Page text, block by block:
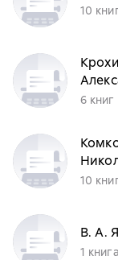
10
6 книг
10
В. А.
1 книга